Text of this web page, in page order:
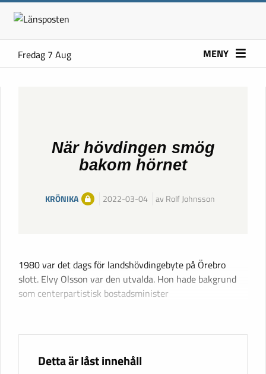
Fredag 7 Aug MENY
När hövdingen smög
bakom hörnet
KRÖNIKA 2022-03-04 av Rolf Johnsson
1980 var det dags för landshövdingebyte på Örebro
slott. Elvy Olsson var den utvalda. Hon hade bakgrund
som centerpartistisk bostadsminister
Detta är låst innehåll